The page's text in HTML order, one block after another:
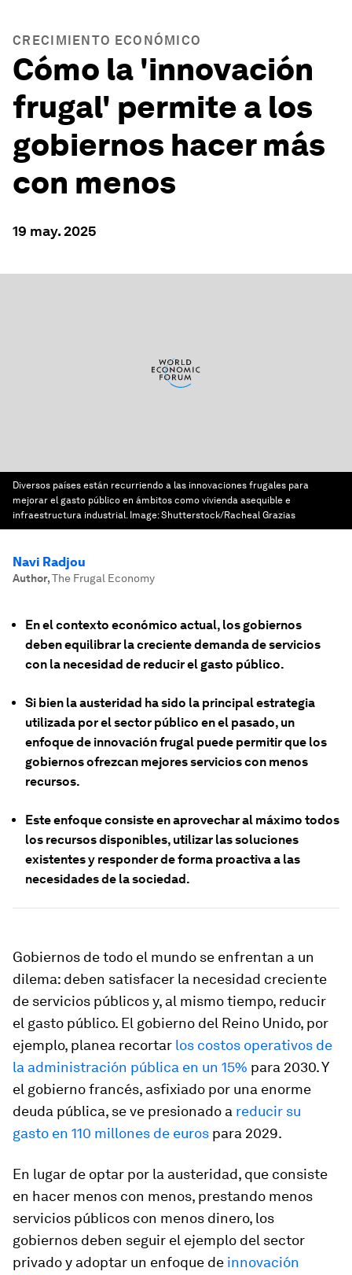
CRECIMIENTO ECONÓMICO
Cómo la 'innovación
frugal' permite a los
gobiernos hacer más
con menos
19 may. 2025
Diversos países están recurriendo a las innovaciones frugales para
mejorar el gasto público en ámbitos como vivienda asequible e
infraestructura industrial. Image:Shutterstock/Racheal Grazias
Navi Radjou
Author,The Frugal Economy
En el contexto económico actual, los gobiernos
deben equilibrar la creciente demanda de servicios
con la necesidad de reducir el gasto público.
Si bien la austeridad ha sido la principal estrategia
utilizada por el sector público en el pasado, un
enfoque de innovación frugal puede permitir que los
gobiernos ofrezcan mejores servicios con menos
recursos.
Este enfoque consiste en aprovechar al máximo todos
los recursos disponibles, utilizar las soluciones
existentes y responder de forma proactiva a las
necesidades de la sociedad.
Gobiernos de todo el mundo se enfrentan a un
dilema: deben satisfacer la necesidad creciente
de servicios públicos y, al mismo tiempo, reducir
el gasto público. El gobierno del Reino Unido, por
ejemplo, planea recortar los costos operativos de
la administración pública en un 15% para 2030. Y
el gobierno francés, asfixiado por una enorme
deuda pública, se ve presionado a reducir su
gasto en 110 millones de euros para 2029.
En lugar de optar por la austeridad, que consiste
en hacer menos con menos, prestando menos
servicios públicos con menos dinero, los
gobiernos deben seguir el ejemplo del sector
privado y adoptar un enfoque de innovación